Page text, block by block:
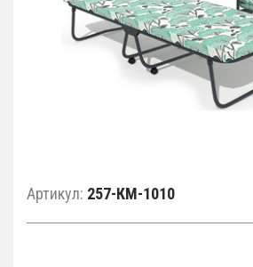
Артикул: 257-КМ-1010